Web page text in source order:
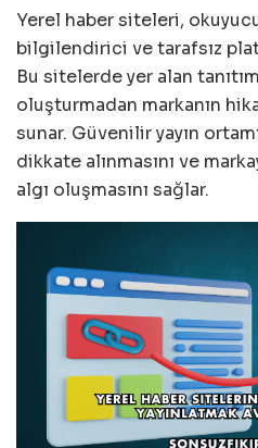
Yerel haber siteleri,
bilgilendirici ve tarafsız
Bu sitelerde yer alan
oluşturmadan markanın
sunar. Güvenilir yayın
dikkate alınmasını ve
algı oluşmasını sağlar.